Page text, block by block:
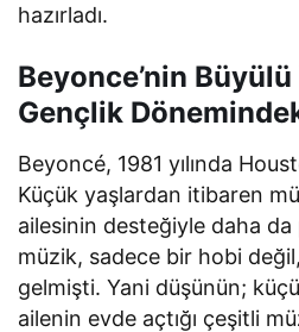
hazırladı.
Beyonce’nin
Gençlik
Beyoncé, 1981 yılında
Küçük yaşlardan itibaren
ailesinin desteğiyle daha
müzik, sadece bir hobi
gelmişti. Yani düşünün;
ailenin evde açtığı çeşitli